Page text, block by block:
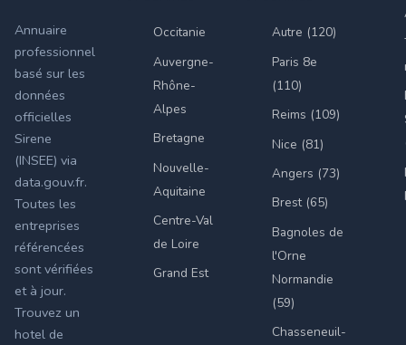
Annuaire
professionnel
basé sur les
données
officielles
Sirene
(INSEE) via
data.gouv.fr.
Toutes les
entreprises
référencées
sont vérifiées
et à jour.
Trouvez un
hotel de
Occitanie
Auvergne-
Rhône-
Alpes
Bretagne
Nouvelle-
Aquitaine
Centre-Val
de Loire
Grand Est
Autre (120)
Paris 8e
(110)
Reims (109)
Nice (81)
Angers (73)
Brest (65)
Bagnoles de
l'Orne
Normandie
(59)
Chasseneuil-